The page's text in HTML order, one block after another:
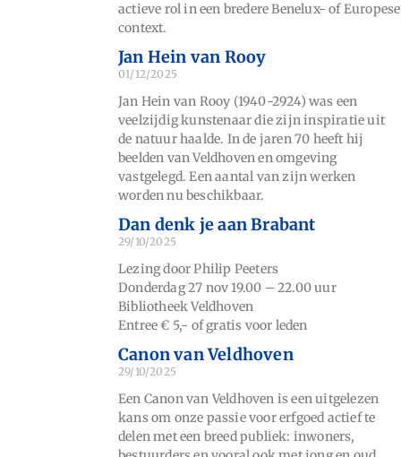
actieve rol in een bredere Benelux- of Europese
context.
Jan Hein van Rooy
01/12/2025
Jan Hein van Rooy (1940-2924) was een
veelzijdig kunstenaar die zijn inspiratie uit
de natuur haalde. In de jaren 70 heeft hij
beelden van Veldhoven en omgeving
vastgelegd. Een aantal van zijn werken
worden nu beschikbaar.
Dan denk je aan Brabant
29/10/2025
Lezing door Philip Peeters
Donderdag 27 nov 19.00 – 22.00 uur
Bibliotheek Veldhoven
Entree € 5,- of gratis voor leden
Canon van Veldhoven
29/10/2025
Een Canon van Veldhoven is een uitgelezen
kans om onze passie voor erfgoed actief te
delen met een breed publiek: inwoners,